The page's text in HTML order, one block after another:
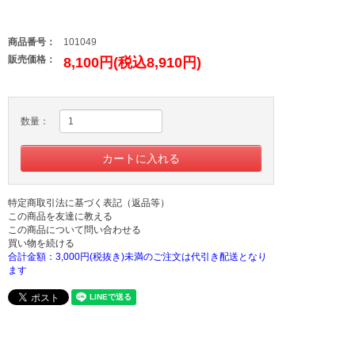
商品番号：
101049
販売価格：
8,100円(税込8,910円)
数量：
特定商取引法に基づく表記（返品等）
この商品を友達に教える
この商品について問い合わせる
買い物を続ける
合計金額：3,000円(税抜き)未満のご注文は代引き配送となり
ます